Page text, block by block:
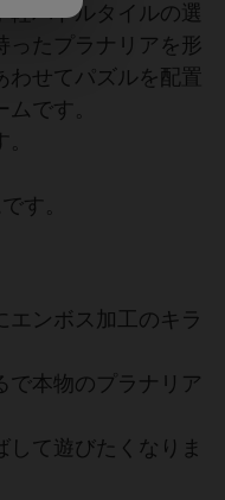
軽バトルタイルの選
ったプラナリアを形
わせてパズルを配置
です。
す。
エンボス加工のキラ
で本物のプラナリア
て遊びたくなりま